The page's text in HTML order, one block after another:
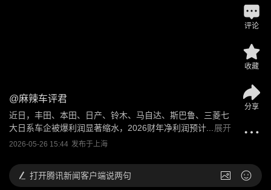
@麻辣车评君
近日，丰田、本田、日产、铃木、马自达、斯巴鲁、三菱七
大日系车企被爆利润显著缩水，2026财年净利润预计...
展开
2026-05-26 15:44 发布于上海
评论
收藏
分享
打开腾讯新闻客户端说两句